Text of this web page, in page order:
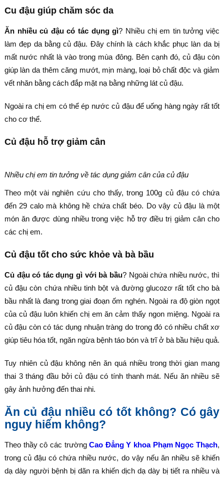
Cu đậu giúp chăm sóc da
Ăn nhiều củ đậu có tác dụng gì? Nhiều chị em tin tưởng việc
làm đẹp da bằng củ đậu. Đây chính là cách khắc phục làn da bị
mất nước nhất là vào trong mùa đông. Bên cạnh đó, củ đậu còn
giúp làn da thêm căng mướt, mịn màng, loại bỏ chất độc và giảm
vết nhăn bằng cách đắp mặt nạ bằng những lát củ đậu.
Ngoài ra chị em có thể ép nước củ đậu để uống hàng ngày rất tốt
cho cơ thể.
Củ đậu hỗ trợ giảm cân
Nhiều chị em tin tưởng về tác dụng giảm cân của củ đậu
Theo một vài nghiên cứu cho thấy, trong 100g củ đậu có chứa
đến 29 calo mà không hề chứa chất béo. Do vậy củ đậu là một
món ăn được dùng nhiều trong việc hỗ trợ điều trị giảm cân cho
các chị em.
Củ đậu tốt cho sức khỏe và bà bầu
Củ đậu có tác dụng gì với bà bầu? Ngoài chứa nhiều nước, thì
củ đậu còn chứa nhiều tinh bột và đường glucozơ rất tốt cho bà
bầu nhất là đang trong giai đoạn ốm nghén. Ngoài ra độ giòn ngọt
của củ đậu luôn khiến chị em ăn cảm thấy ngon miệng. Ngoài ra
củ đậu còn có tác dụng nhuận tràng do trong đó có nhiều chất xơ
giúp tiêu hóa tốt, ngăn ngừa bệnh táo bón và trĩ ở bà bầu hiệu quả.
Tuy nhiên củ đậu không nên ăn quá nhiều trong thời gian mang
thai 3 tháng đầu bởi củ đậu có tính thanh mát. Nếu ăn nhiều sẽ
gây ảnh hưởng đến thai nhi.
Ăn củ đậu nhiều có tốt không? Có gây
nguy hiểm không?
Theo thầy cô các trườngCao Đẳng Y khoa Phạm Ngọc Thạch,
trong củ đậu có chứa nhiều nước, do vậy nếu ăn nhiều sẽ khiến
dạ dày người bệnh bị dãn ra khiến dịch dạ dày bị tiết ra nhiều và